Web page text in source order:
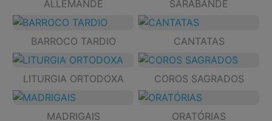
ALLEMANDE SARABANDE
BARROCO TARDIO CANTATAS
LITURGIA ORTODOXA COROS SAGRADOS
MADRIGAIS ORATÓRIAS